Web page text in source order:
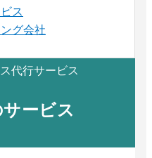
ス
グ会社
代行サービス
ービス